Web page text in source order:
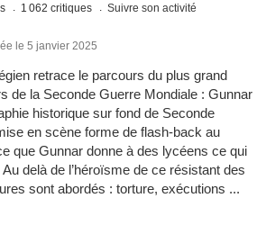
1 062 critiques Suivre son activité
le 5 janvier 2025
retrace le parcours du plus grand
de la Seconde Guerre Mondiale : Gunnar
historique sur fond de Seconde
en scène forme de flash-back au
que Gunnar donne à des lycéens ce qui
delà de l’héroïsme de ce résistant des
sont abordés : torture, exécutions ...